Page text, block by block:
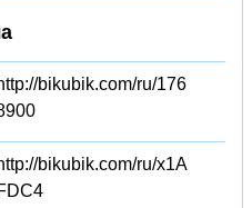
bikubik.com/ru/176
bikubik.com/ru/x1A